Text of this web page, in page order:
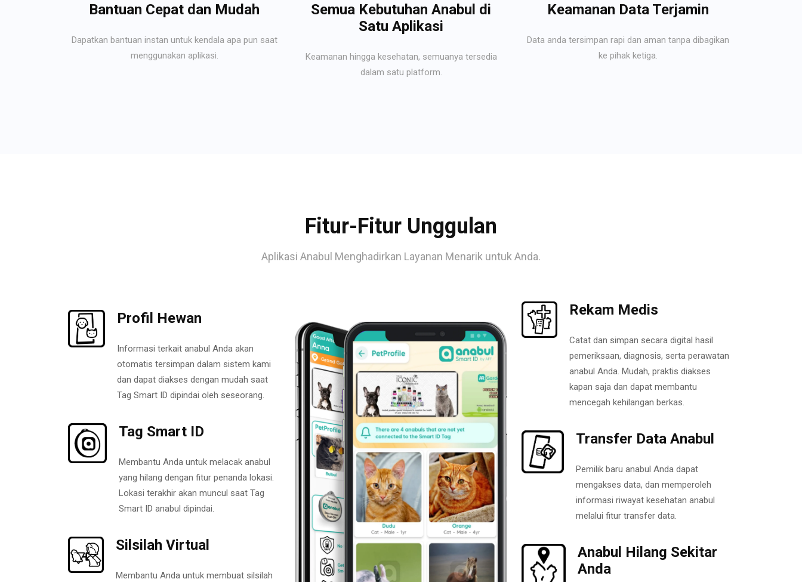
Bantuan Cepat dan Mudah
Dapatkan bantuan instan untuk kendala apa pun saat
menggunakan aplikasi.
Semua Kebutuhan Anabul di
Satu Aplikasi
Keamanan hingga kesehatan, semuanya tersedia
dalam satu platform.
Keamanan Data Terjamin
Data anda tersimpan rapi dan aman tanpa dibagikan
ke pihak ketiga.
Fitur-Fitur Unggulan
Aplikasi Anabul Menghadirkan Layanan Menarik untuk Anda.
Profil Hewan
Informasi terkait anabul Anda akan
otomatis tersimpan dalam sistem kami
dan dapat diakses dengan mudah saat
Tag Smart ID dipindai oleh seseorang.
Tag Smart ID
Membantu Anda untuk melacak anabul
yang hilang dengan fitur penanda lokasi.
Lokasi terakhir akan muncul saat Tag
Smart ID anabul dipindai.
Silsilah Virtual
Membantu Anda untuk membuat silsilah
Rekam Medis
Catat dan simpan secara digital hasil
pemeriksaan, diagnosis, serta perawatan
anabul Anda. Mudah, praktis diakses
kapan saja dan dapat membantu
mencegah kehilangan berkas.
Transfer Data Anabul
Pemilik baru anabul Anda dapat
mengakses data, dan memperoleh
informasi riwayat kesehatan anabul
melalui fitur transfer data.
Anabul Hilang Sekitar
Anda